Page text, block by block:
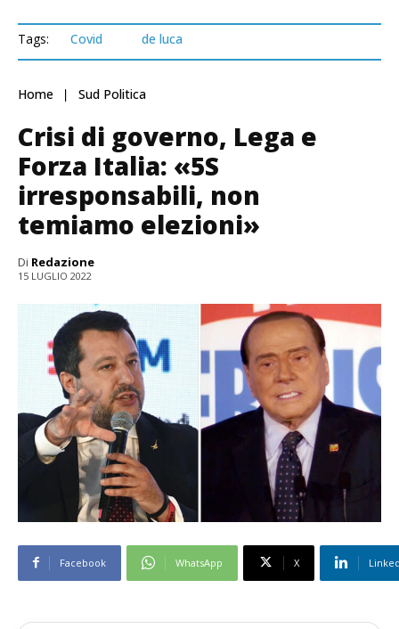
Tags: Covid de luca
Home Sud Politica
Crisi di governo, Lega e
Forza Italia: «5S
irresponsabili, non
temiamo elezioni»
Di Redazione
15 LUGLIO 2022
Facebook WhatsApp X